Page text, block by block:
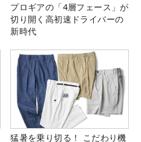
プロギアの「4層フェース」が
切り開く高初速ドライバーの
新時代
猛暑を乗り切る！ こだわり機